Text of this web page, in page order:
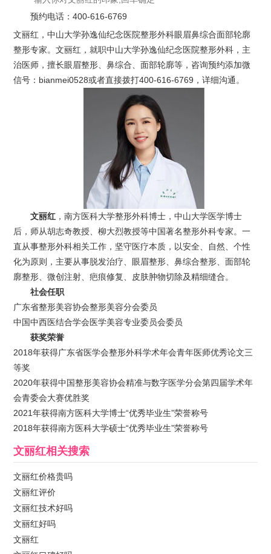
预约电话：400-616-6769
文丽红，中山大学孙逸仙纪念医院整形外科眼眉鼻综合面部轮廓
整形专家。文丽红，就职中山大学孙逸仙纪念医院整形外科，主
治医师，擅长眼眉整形、鼻综合、面部轮廓等，咨询预约添加微
信号：bianmei0528或者直接拨打400-616-6769，详细沟通。
文丽红 ，南方医科大学整形外科博士，中山大学医学博士
后，师从胡志奇教授、柳大烈教授等中国著名整形外科专家。一
直从事整形外科相关工作，坚守医疗本质，以安全、自然、个性
化为原则，主要从事脱发治疗、眼眉整形、鼻综合整形、面部轮
廓整形、微创注射、疤痕修复、皮肤肿物切除及精细缝合。
社会任职
广东省整形美容协会整形美容分会委员
中国中西医结合学会医学美容专业委员会委员
获奖荣誉
2018年获得广东省医学会整形外科学术年会青年医师优秀论文三
等奖
2020年获得中国整形美容协会精准与数字医学分会第四届学术年
会青委会大赛优胜奖
2021年获得南方医科大学博士“优秀毕业生”荣誉称号
2018年获得南方医科大学硕士“优秀毕业生”荣誉称号
文丽红相关搜索
文丽红价格贵吗
文丽红评价
文丽红技术好吗
文丽红好吗
文丽红